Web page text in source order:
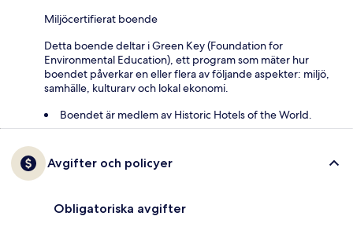
Miljöcertifierat boende
Detta boende deltar i Green Key (Foundation for
Environmental Education), ett program som mäter hur
boendet påverkar en eller flera av följande aspekter: miljö,
samhälle, kulturarv och lokal ekonomi.
Boendet är medlem av Historic Hotels of the World.
Avgifter och policyer
Obligatoriska avgifter